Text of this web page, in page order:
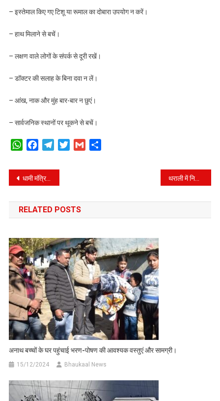
– इस्तेमाल किए गए टिशू या रूमाल का दोबारा उपयोग न करें।
– हाथ मिलाने से बचें।
– लक्षण वाले लोगों के संपर्क से दूरी रखें।
– डॉक्टर की सलाह के बिना दवा न लें।
– आंख, नाक और मुंह बार-बार न छुएं।
– सार्वजनिक स्थानों पर थूकने से बचें।
WhatsAppFacebookTelegramTwitterGmail
Post
navigation
धामी मंत्रिमंडल की बैठक खत्म, 12 प्रस्तावों पर लगी मुहर। थराली में निर्माणाधीन पुल के क्षतिग्रस्त होने के मामले में तीन अभियंताओं पर गिरी गाज, किए गए निलंबित।
RELATED POSTS
अनाथ बच्चों के घर पहुंचाई भरण-पोषण की आवश्यक वस्तुएं और सामग्री।
15/12/2024 Bhaukaal News